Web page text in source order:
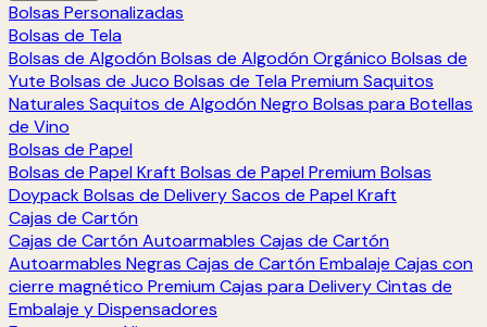
Bolsas Personalizadas
Bolsas de Tela
Bolsas de Algodón Bolsas de Algodón Orgánico Bolsas de
Yute Bolsas de Juco Bolsas de Tela Premium Saquitos
Naturales Saquitos de Algodón Negro Bolsas para Botellas
de Vino
Bolsas de Papel
Bolsas de Papel Kraft Bolsas de Papel Premium Bolsas
DoypackBolsas de DeliverySacos de Papel Kraft
Cajas de Cartón
Cajas de Cartón Autoarmables Cajas de Cartón
Autoarmables Negras Cajas de Cartón Embalaje Cajas con
cierre magnético Premium Cajas para DeliveryCintas de
Embalaje y Dispensadores